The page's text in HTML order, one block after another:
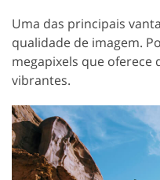
Uma das principais
qualidade de imagem.
megapixels que oferece
vibrantes.